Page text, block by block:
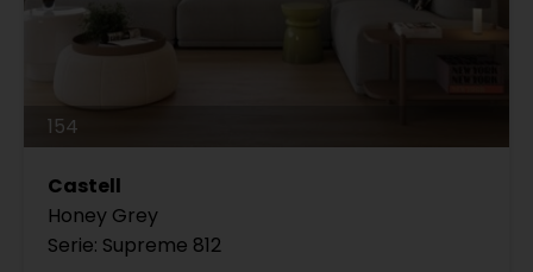
154
Castell
Honey Grey
Serie: Supreme 812